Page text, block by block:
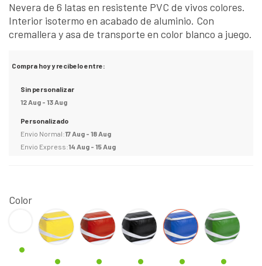
Nevera de 6 latas en resistente PVC de vivos colores.
Interior isotermo en acabado de aluminio. Con
cremallera y asa de transporte en color blanco a juego.
Compra hoy y recibelo entre:
Sin personalizar
12 Aug - 13 Aug
Personalizado
Envio Normal:17 Aug - 18 Aug
Envio Express:14 Aug - 15 Aug
Color
BLANCOAmarillo Rojo Negro AZUL VERDE